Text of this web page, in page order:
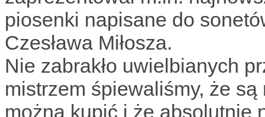
piosenki napisane do
Czesława Miłosza.
Nie zabrakło uwielbianych
mistrzem śpiewaliśmy, że
można kupić i że absolutnie